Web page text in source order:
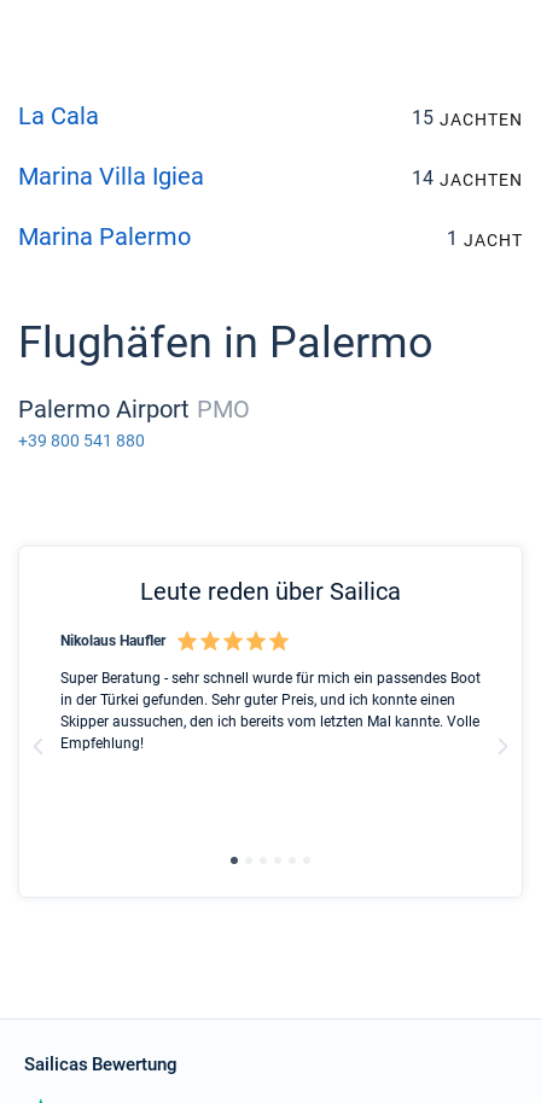
La Cala 15 JACHTEN
Marina Villa Igiea 14 JACHTEN
Marina Palermo 1 JACHT
Flughäfen in Palermo
Palermo Airport PMO
+39 800 541 880
Leute reden über Sailica
Nikolaus Haufler
Super Beratung - sehr schnell wurde für mich ein passendes Boot
in der Türkei gefunden. Sehr guter Preis, und ich konnte einen
Skipper aussuchen, den ich bereits vom letzten Mal kannte. Volle
Empfehlung!
Sailicas Bewertung